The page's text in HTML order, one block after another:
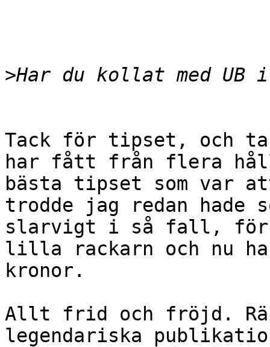
>
Tack för tipset, och
har fått från flera
bästa tipset som var
trodde jag redan hade
slarvigt i så fall, för
lilla rackarn och nu
kronor.
Allt frid och fröjd.
legendariska